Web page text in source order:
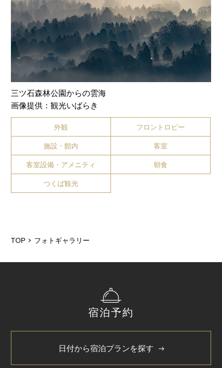
三ツ石森林公園からの雲海
画像提供：観光いばらき
外観 フロントロビー
施設・館内 客室
客室設備・アメニティ 朝食
つくば観光
TOP フォトギャラリー
宿泊予約
日付から宿泊プランを探す